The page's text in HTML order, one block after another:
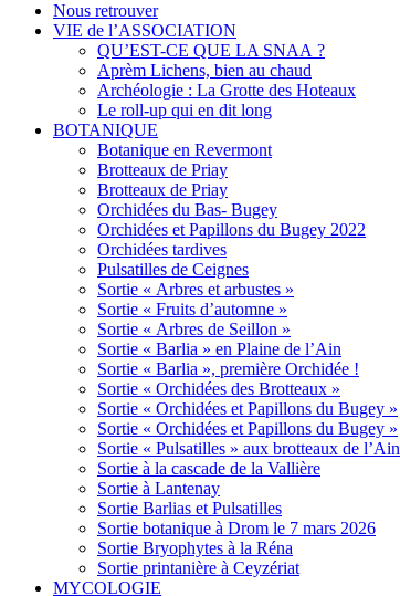
Nous retrouver
VIE de l’ASSOCIATION
QU’EST-CE QUE LA SNAA ?
Aprèm Lichens, bien au chaud
Archéologie : La Grotte des Hoteaux
Le roll-up qui en dit long
BOTANIQUE
Botanique en Revermont
Brotteaux de Priay
Brotteaux de Priay
Orchidées du Bas- Bugey
Orchidées et Papillons du Bugey 2022
Orchidées tardives
Pulsatilles de Ceignes
Sortie « Arbres et arbustes »
Sortie « Fruits d’automne »
Sortie « Arbres de Seillon »
Sortie « Barlia » en Plaine de l’Ain
Sortie « Barlia », première Orchidée !
Sortie « Orchidées des Brotteaux »
Sortie « Orchidées et Papillons du Bugey »
Sortie « Orchidées et Papillons du Bugey »
Sortie « Pulsatilles » aux brotteaux de l’Ain
Sortie à la cascade de la Vallière
Sortie à Lantenay
Sortie Barlias et Pulsatilles
Sortie botanique à Drom le 7 mars 2026
Sortie Bryophytes à la Réna
Sortie printanière à Ceyzériat
MYCOLOGIE